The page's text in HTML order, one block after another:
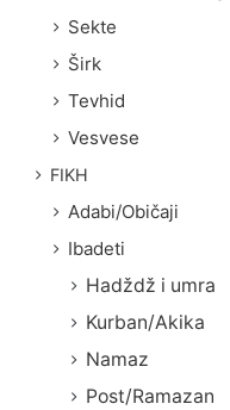
Sekte
Širk
Tevhid
Vesvese
FIKH
Adabi/Običaji
Ibadeti
Hadždž i umra
Kurban/Akika
Namaz
Post/Ramazan